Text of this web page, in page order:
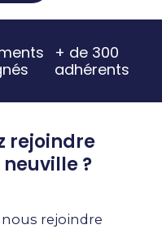
+ de 300
adhérents
rejoindre
?
rejoindre